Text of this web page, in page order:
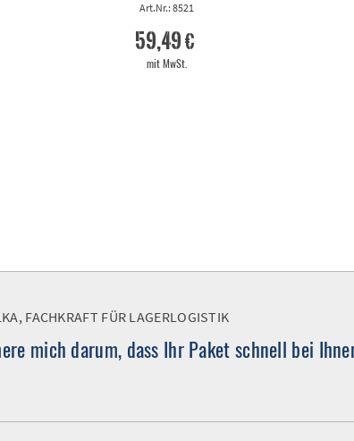
Art.Nr.: 8521
59,49 €
mit MwSt.
FACHKRAFT FÜR LAGERLOGISTIK
mich darum, dass Ihr Paket schnell bei